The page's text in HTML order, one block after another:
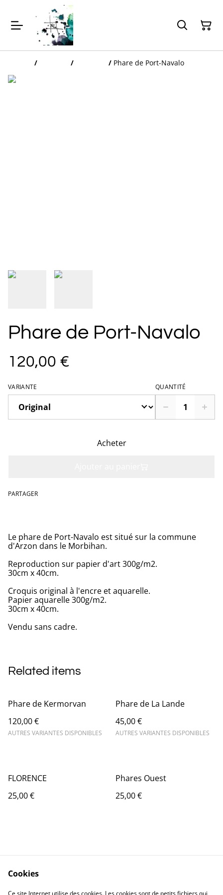
/ / / Phare de Port-Navalo
Phare de Port-Navalo
120,00 €
VARIANTE QUANTITÉ
Acheter
PARTAGER
Le phare de Port-Navalo est situé sur la commune
d'Arzon dans le Morbihan.
Reproduction sur papier d'art 300g/m2.
30cm x 40cm.
Croquis original à l'encre et aquarelle.
Papier aquarelle 300g/m2.
30cm x 40cm.
Vendu sans cadre.
Related items
Phare de Kermorvan
120,00 €
AUTRES VARIANTES DISPONIBLES
Phare de La Lande
45,00 €
AUTRES VARIANTES DISPONIBLES
FLORENCE
25,00 €
Phares Ouest
25,00 €
Contact Us
Legal Terms
Cookies
Ce site Internet utilise des cookies. Les cookies sont de petits fichiers qui